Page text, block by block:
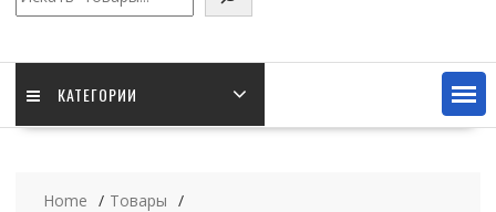
КАТЕГОРИИ
Home
Товары